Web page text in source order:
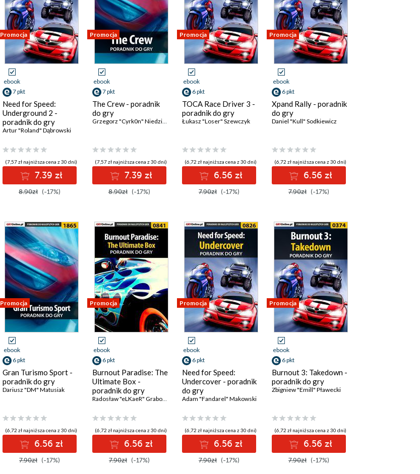
Promocja
ebook
7 pkt
Need for Speed:
Underground 2 -
poradnik do gry
Artur "Roland" Dąbrowski
(7,57 zł najniższa cena z 30 dni)
7.39 zł
8.90zł (-17%)
Promocja
ebook
7 pkt
The Crew - poradnik
do gry
Grzegorz "Cyrk0n" Niedziela
(7,57 zł najniższa cena z 30 dni)
7.39 zł
8.90zł (-17%)
Promocja
ebook
6 pkt
TOCA Race Driver 3 -
poradnik do gry
Łukasz "Loser" Szewczyk
(6,72 zł najniższa cena z 30 dni)
6.56 zł
7.90zł (-17%)
Promocja
ebook
6 pkt
Xpand Rally - poradnik
do gry
Daniel "Kull" Sodkiewicz
(6,72 zł najniższa cena z 30 dni)
6.56 zł
7.90zł (-17%)
Promocja
ebook
6 pkt
Gran Turismo Sport -
poradnik do gry
Dariusz "DM" Matusiak
(6,72 zł najniższa cena z 30 dni)
6.56 zł
7.90zł (-17%)
Promocja
ebook
6 pkt
Burnout Paradise: The
Ultimate Box -
poradnik do gry
Radosław "eLKaeR" Grabowski
(6,72 zł najniższa cena z 30 dni)
6.56 zł
7.90zł (-17%)
Promocja
ebook
6 pkt
Need for Speed:
Undercover - poradnik
do gry
Adam "Fandarel" Makowski
(6,72 zł najniższa cena z 30 dni)
6.56 zł
7.90zł (-17%)
Promocja
ebook
6 pkt
Burnout 3: Takedown -
poradnik do gry
Zbigniew "Emill" Pławecki
(6,72 zł najniższa cena z 30 dni)
6.56 zł
7.90zł (-17%)